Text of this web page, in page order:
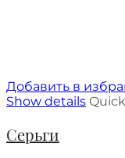
Добавить в
Show details
Серьги